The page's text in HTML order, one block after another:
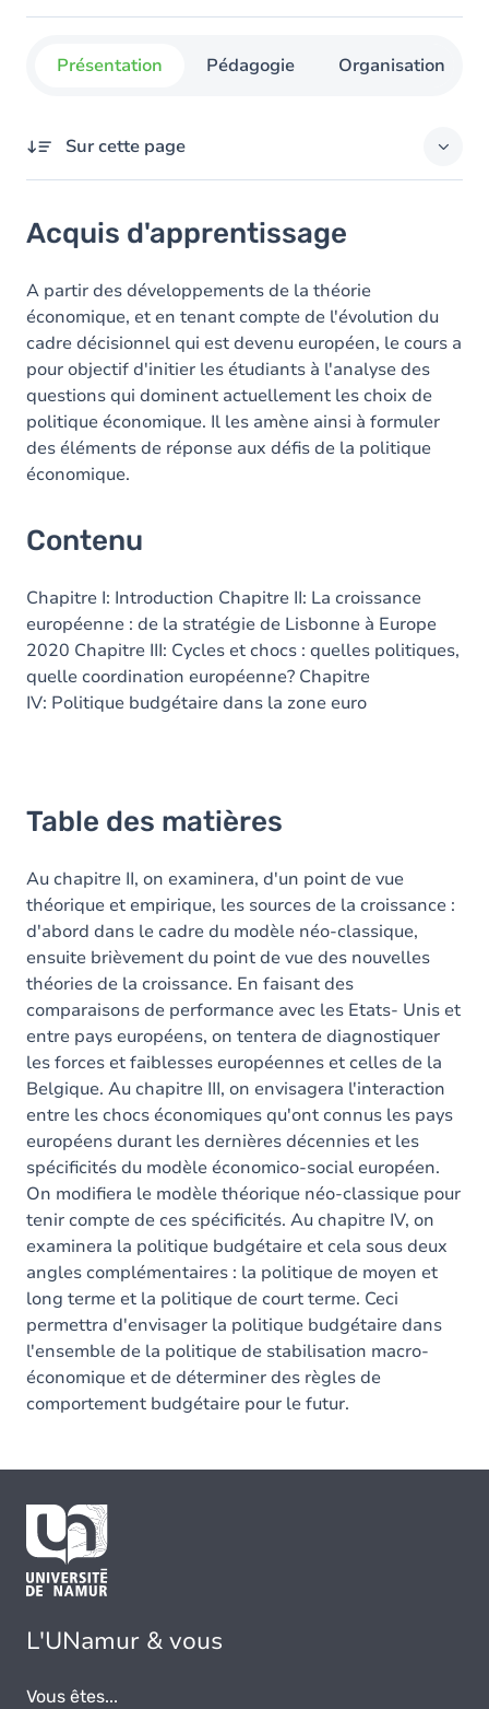
Présentation Pédagogie Organisation
Sur cette page
Contenu
Table des matières
Acquis d'apprentissage
A partir des développements de la théorie
économique, et en tenant compte de l'évolution du
cadre décisionnel qui est devenu européen, le cours a
pour objectif d'initier les étudiants à l'analyse des
questions qui dominent actuellement les choix de
politique économique. Il les amène ainsi à formuler
des éléments de réponse aux défis de la politique
économique.
Contenu
Chapitre I: Introduction Chapitre II: La croissance
européenne : de la stratégie de Lisbonne à Europe
2020 Chapitre III: Cycles et chocs : quelles politiques,
quelle coordination européenne? Chapitre
IV: Politique budgétaire dans la zone euro
Table des matières
Au chapitre II, on examinera, d'un point de vue
théorique et empirique, les sources de la croissance :
d'abord dans le cadre du modèle néo-classique,
ensuite brièvement du point de vue des nouvelles
théories de la croissance. En faisant des
comparaisons de performance avec les Etats- Unis et
entre pays européens, on tentera de diagnostiquer
les forces et faiblesses européennes et celles de la
Belgique. Au chapitre III, on envisagera l'interaction
entre les chocs économiques qu'ont connus les pays
européens durant les dernières décennies et les
spécificités du modèle économico-social européen.
On modifiera le modèle théorique néo-classique pour
tenir compte de ces spécificités. Au chapitre IV, on
examinera la politique budgétaire et cela sous deux
angles complémentaires : la politique de moyen et
long terme et la politique de court terme. Ceci
permettra d'envisager la politique budgétaire dans
l'ensemble de la politique de stabilisation macro-
économique et de déterminer des règles de
comportement budgétaire pour le futur.
L'UNamur & vous
Vous êtes...